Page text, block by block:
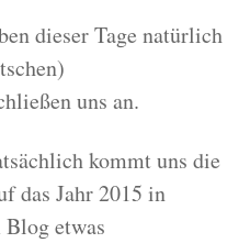
dieser Tage natürlich
uns an.
kommt uns die
das Jahr 2015 in
etwas